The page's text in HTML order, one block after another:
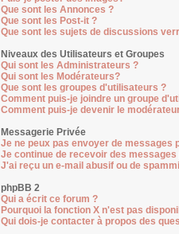
Que sont les Annonces ?
Que sont les Post-it ?
Que sont les sujets de discussions
Niveaux des Utilisateurs et Groupes
Qui sont les Administrateurs ?
Qui sont les Modérateurs?
Que sont les groupes d'utilisateurs ?
Comment puis-je joindre un groupe
Comment puis-je devenir le
Messagerie Privée
Je ne peux pas envoyer de messages
Je continue de recevoir des
J'ai reçu un e-mail abusif ou de
phpBB 2
Qui a écrit ce forum ?
Pourquoi la fonction X n'est pas
Qui dois-je contacter à propos des